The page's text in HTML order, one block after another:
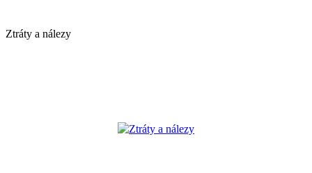
Ztráty a nálezy
Ztráty a nálezy